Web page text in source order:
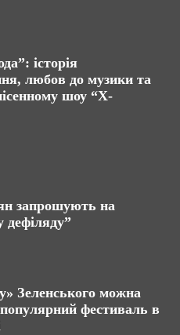
історія
любов до музики та
шоу “Х-
запрошують на
дефіляду”
Зеленського можна
популярний фестиваль в